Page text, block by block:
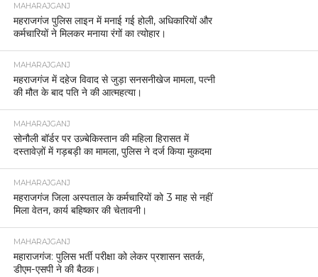
MAHARAJGANJ
महराजगंज पुलिस लाइन में मनाई गई होली, अधिकारियों और
कर्मचारियों ने मिलकर मनाया रंगों का त्योहार।
MAHARAJGANJ
महराजगंज में दहेज विवाद से जुड़ा सनसनीखेज मामला, पत्नी
की मौत के बाद पति ने की आत्महत्या।
MAHARAJGANJ
सोनौली बॉर्डर पर उज़्बेकिस्तान की महिला हिरासत में
दस्तावेज़ों में गड़बड़ी का मामला, पुलिस ने दर्ज किया मुकदमा
MAHARAJGANJ
महराजगंज जिला अस्पताल के कर्मचारियों को 3 माह से नहीं
मिला वेतन, कार्य बहिष्कार की चेतावनी।
MAHARAJGANJ
महाराजगंज: पुलिस भर्ती परीक्षा को लेकर प्रशासन सतर्क,
डीएम-एसपी ने की बैठक।